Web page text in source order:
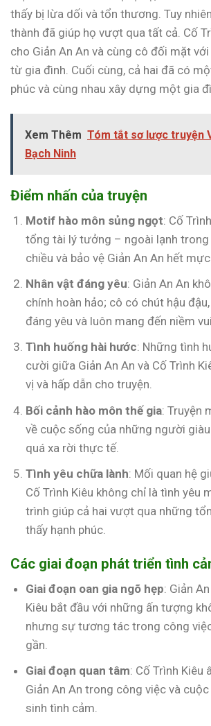
thấy bị lừa dối và tổn thương. Tuy
thành đã giúp họ vượt qua tất cả. Cố
cho Giản An An và cùng cô đối mặt
từ gia đình. Cuối cùng, cả hai đã có
phúc và cùng nhau xây dựng một gia
Xem Thêm Tóm tắt sơ lược truyện
Bạch Ninh
Điểm nhấn của truyện
Motif hào môn sủng ngọt: Cố
tổng tài lý tưởng – ngoài lạnh
chiều và bảo vệ Giản An An hết
Nhân vật đáng yêu: Giản An An
chính hoàn hảo; cô có chút hậu
đáng yêu và luôn mang đến niềm
Tình huống hài hước: Những tình
cười giữa Giản An An và Cố Trình
vị và hấp dẫn cho truyện.
Bối cảnh hào môn thế gia: Truyện
về cuộc sống của những người
quá xa rời thực tế.
Tình yêu chữa lành: Mối quan hệ
Cố Trình Kiêu không chỉ là tình yêu
trình giúp cả hai vượt qua những
thấy hạnh phúc.
Các giai đoạn phát triển tình
Giai đoạn oan gia ngõ hẹp: Giản
Kiêu bắt đầu với những ấn tượng
nhưng sự tương tác trong công
gần.
Giai đoạn quan tâm: Cố Trình Kiêu
Giản An An trong công việc và
sinh tình cảm.